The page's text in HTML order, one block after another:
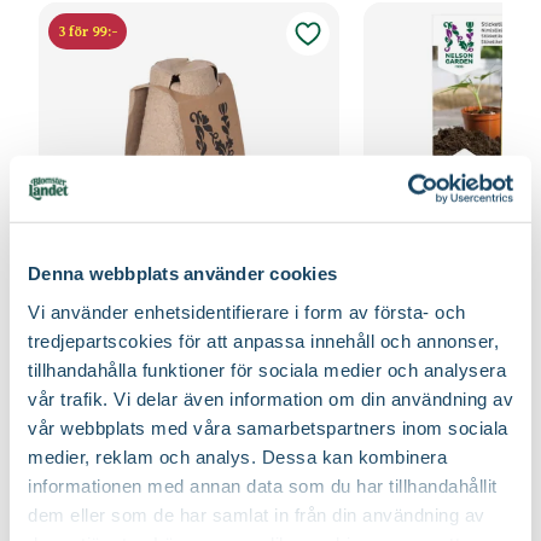
Denna webbplats använder cookies
Vi använder enhetsidentifierare i form av första- och
tredjepartscokies för att anpassa innehåll och annonser,
tillhandahålla funktioner för sociala medier och analysera
vår trafik. Vi delar även information om din användning av
vår webbplats med våra samarbetspartners inom sociala
medier, reklam och analys. Dessa kan kombinera
informationen med annan data som du har tillhandahållit
dem eller som de har samlat in från din användning av
3 för 99:-
Fiberpots / Fiberkruka
Nelson Garden
3990
Välj butik
Online
Fåtal i lager
Till Produkten
till Fiberpots / Fiberkruka produktsida
Sticketikett färg
Nelson Garden
Välj butik
Online